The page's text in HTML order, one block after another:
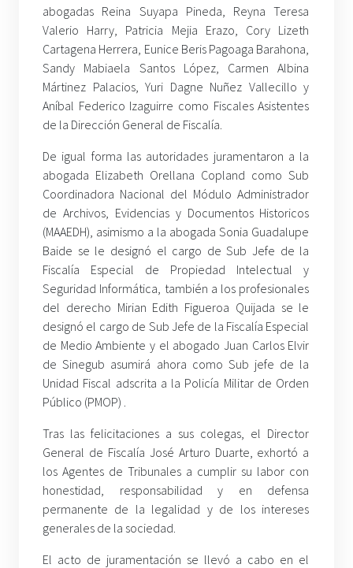
abogadas Reina Suyapa Pineda, Reyna Teresa
Valerio Harry, Patricia Mejia Erazo, Cory Lizeth
Cartagena Herrera, Eunice Beris Pagoaga Barahona,
Sandy Mabiaela Santos López, Carmen Albina
Mártinez Palacios, Yuri Dagne Nuñez Vallecillo y
Aníbal Federico Izaguirre como Fiscales Asistentes
de la Dirección General de Fiscalía.
De igual forma las autoridades juramentaron a la
abogada Elizabeth Orellana Copland como Sub
Coordinadora Nacional del Módulo Administrador
de Archivos, Evidencias y Documentos Historicos
(MAAEDH), asimismo a la abogada Sonia Guadalupe
Baide se le designó el cargo de Sub Jefe de la
Fiscalía Especial de Propiedad Intelectual y
Seguridad Informática, también a los profesionales
del derecho Mirian Edith Figueroa Quijada se le
designó el cargo de Sub Jefe de la Fiscalía Especial
de Medio Ambiente y el abogado Juan Carlos Elvir
de Sinegub asumirá ahora como Sub jefe de la
Unidad Fiscal adscrita a la Policía Militar de Orden
Público (PMOP) .
Tras las felicitaciones a sus colegas, el Director
General de Fiscalía José Arturo Duarte, exhortó a
los Agentes de Tribunales a cumplir su labor con
honestidad, responsabilidad y en defensa
permanente de la legalidad y de los intereses
generales de la sociedad.
El acto de juramentación se llevó a cabo en el